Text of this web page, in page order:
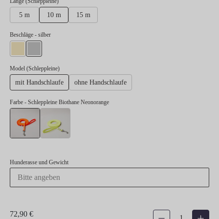
5 m 10 m 15 m
Beschlägeauswählen
- silber
Model (Schleppleine)auswählen
mit Handschlaufe ohne Handschlaufe
Farbe - Schleppleine Biothane Neonorange
Hunderasse und Gewicht
72,90 € Produkt Anzahl: Gib den